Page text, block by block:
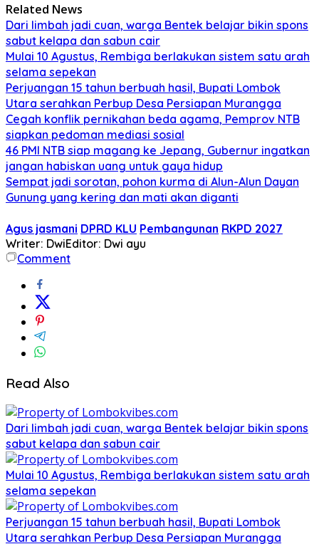
Related News
Dari limbah jadi cuan, warga Bentek belajar bikin spons
sabut kelapa dan sabun cair
Mulai 10 Agustus, Rembiga berlakukan sistem satu arah
selama sepekan
Perjuangan 15 tahun berbuah hasil, Bupati Lombok
Utara serahkan Perbup Desa Persiapan Murangga
Cegah konflik pernikahan beda agama, Pemprov NTB
siapkan pedoman mediasi sosial
46 PMI NTB siap magang ke Jepang, Gubernur ingatkan
jangan habiskan uang untuk gaya hidup
Sempat jadi sorotan, pohon kurma di Alun-Alun Dayan
Gunung yang kering dan mati akan diganti
Agus jasmani DPRD KLU Pembangunan RKPD 2027
Writer: DwiEditor: Dwi ayu
Comment
Read Also
Dari limbah jadi cuan, warga Bentek belajar bikin spons
sabut kelapa dan sabun cair
Mulai 10 Agustus, Rembiga berlakukan sistem satu arah
selama sepekan
Perjuangan 15 tahun berbuah hasil, Bupati Lombok
Utara serahkan Perbup Desa Persiapan Murangga